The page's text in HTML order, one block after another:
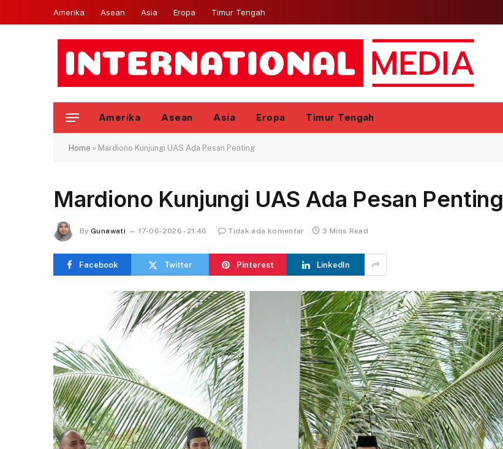
Amerika Asean Asia Eropa Timur Tengah
Amerika Asean Asia Eropa Timur Tengah
Home » Mardiono Kunjungi UAS Ada Pesan Penting
Mardiono Kunjungi UAS Ada Pesan Penting
By Gunawati 17-06-2026 - 21.46 Tidak ada komentar 3 Mins Read
Facebook Twitter Pinterest LinkedIn